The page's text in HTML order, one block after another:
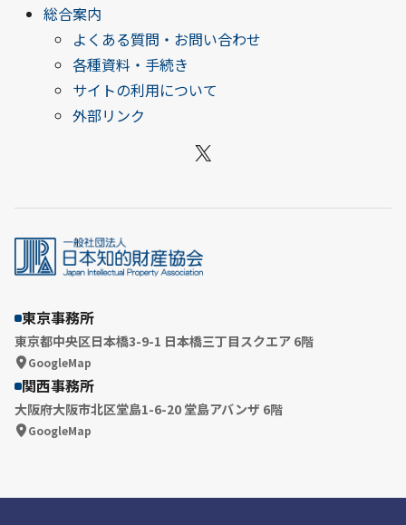
総合案内
よくある質問・お問い合わせ
各種資料・手続き
サイトの利用について
外部リンク
X
東京事務所
東京都中央区日本橋3-9-1 日本橋三丁目スクエア 6階
GoogleMap
関西事務所
大阪府大阪市北区堂島1-6-20 堂島アバンザ 6階
GoogleMap